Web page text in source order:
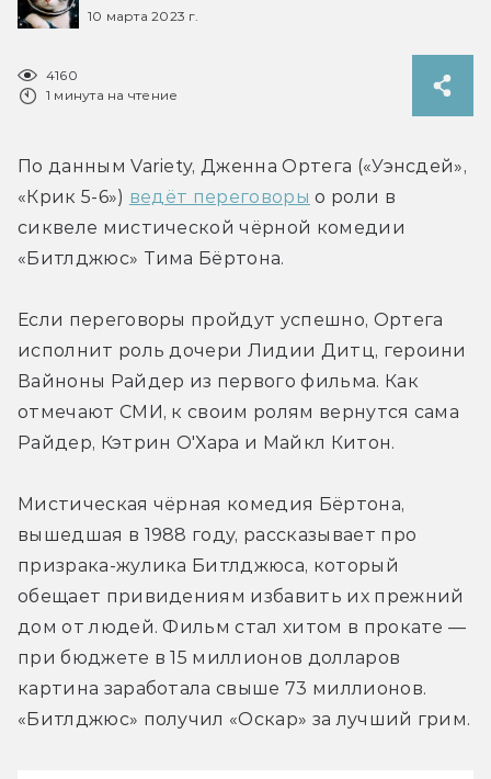
10 марта 2023 г.
4160
1 минута на чтение
По данным Variety, Дженна Ортега («Уэнсдей»,
«Крик 5-6») ведёт переговоры о роли в
сиквеле мистической чёрной комедии
«Битлджюс» Тима Бёртона.
Если переговоры пройдут успешно, Ортега
исполнит роль дочери Лидии Дитц, героини
Вайноны Райдер из первого фильма. Как
отмечают СМИ, к своим ролям вернутся сама
Райдер, Кэтрин О'Хара и Майкл Китон.
Мистическая чёрная комедия Бёртона,
вышедшая в 1988 году, рассказывает про
призрака-жулика Битлджюса, который
обещает привидениям избавить их прежний
дом от людей. Фильм стал хитом в прокате —
при бюджете в 15 миллионов долларов
картина заработала свыше 73 миллионов.
«Битлджюс» получил «Оскар» за лучший грим.